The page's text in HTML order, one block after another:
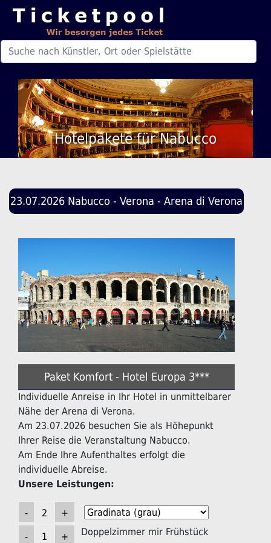
Hotelpakete für Nabucco
23.07.2026 Nabucco - Verona - Arena di Verona
Paket Komfort - Hotel Europa 3***
Individuelle Anreise in Ihr Hotel in unmittelbarer
Nähe der Arena di Verona.
Am 23.07.2026 besuchen Sie als Höhepunkt
Ihrer Reise die Veranstaltung Nabucco.
Am Ende Ihre Aufenthaltes erfolgt die
individuelle Abreise.
Unsere Leistungen:
Doppelzimmer mir Frühstück